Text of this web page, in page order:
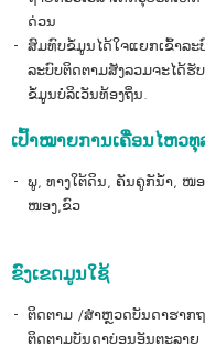
ດ່ວນ
ສົມທົບຂໍ້ມູນໄດ້ໃຈແຍກເຂົ້າລ
ລະບົບຕິດຕາມສັງລວມຈະໄດ້ຮັ
ຂໍ້ມູນບໍລິເວັນທ້ອງຖິ່ນ.
ເປົ້າໝາຍການເຄື່ອນໄຫວທຸ
ພູ, ທາງໃຕ້ດິນ, ຄັນຄູກັນໍ້າ, ໜ
ໜອງ,ຂົວ
ຂົງເຂດມູນໃຊ້
ຕິດຕາມ /ສໍາຫຼວດບັນດາຮາກ
ຕິດຕາມບັນດາບ່ອນອັນຕະລາຍ